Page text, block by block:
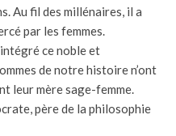
Au fil des millénaires, il a
par les femmes.
ce noble et
de notre histoire n’ont
leur mère sage-femme.
père de la philosophie